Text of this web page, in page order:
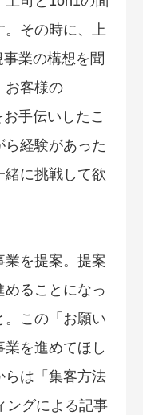
その時に、上
業の構想を聞
お客様の
手伝いしたこ
ら経験があった
緒に挑戦して欲
業を提案。提案
ることになっ
。この「お願い
業を進めてほし
らは「集客方法
ングによる記事